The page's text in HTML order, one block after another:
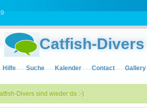
Catfish-Divers
Hilfe Suche Kalender Contact Gallery
Divers sind wieder da :-)